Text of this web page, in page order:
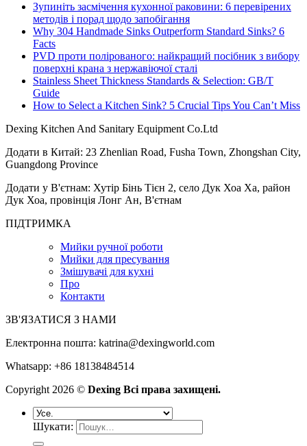
Зупиніть засмічення кухонної раковини: 6 перевірених
методів і порад щодо запобігання
Why 304 Handmade Sinks Outperform Standard Sinks? 6
Facts
PVD проти полірованого: найкращий посібник з вибору
поверхні крана з нержавіючої сталі
Stainless Sheet Thickness Standards & Selection: GB/T
Guide
How to Select a Kitchen Sink? 5 Crucial Tips You Can’t Miss
Dexing Kitchen And Sanitary Equipment Co.Ltd
Додати в Китай: 23 Zhenlian Road, Fusha Town, Zhongshan City,
Guangdong Province
Додати у В'єтнам: Хутір Бінь Тієн 2, село Дук Хоа Ха, район
Дук Хоа, провінція Лонг Ан, В'єтнам
ПІДТРИМКА
Мийки ручної роботи
Мийки для пресування
Змішувачі для кухні
Про
Контакти
ЗВ'ЯЗАТИСЯ З НАМИ
Електронна пошта: katrina@dexingworld.com
Whatsapp: +86 18138484514
Copyright 2026 © Dexing Всі права захищені.
Шукати: